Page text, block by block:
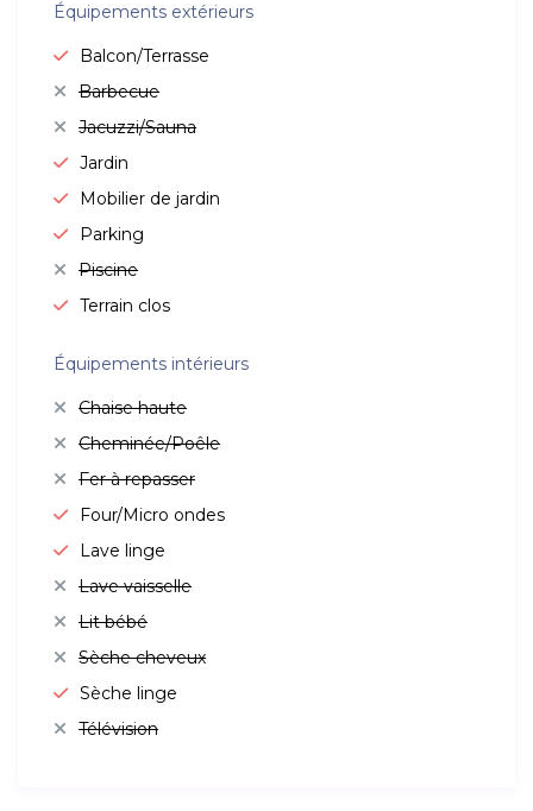
Équipements extérieurs
Balcon/Terrasse
Barbecue
Jacuzzi/Sauna
Jardin
Mobilier de jardin
Parking
Piscine
Terrain clos
Équipements intérieurs
Chaise haute
Cheminée/Poêle
Fer à repasser
Four/Micro ondes
Lave linge
Lave vaisselle
Lit bébé
Sèche cheveux
Sèche linge
Télévision